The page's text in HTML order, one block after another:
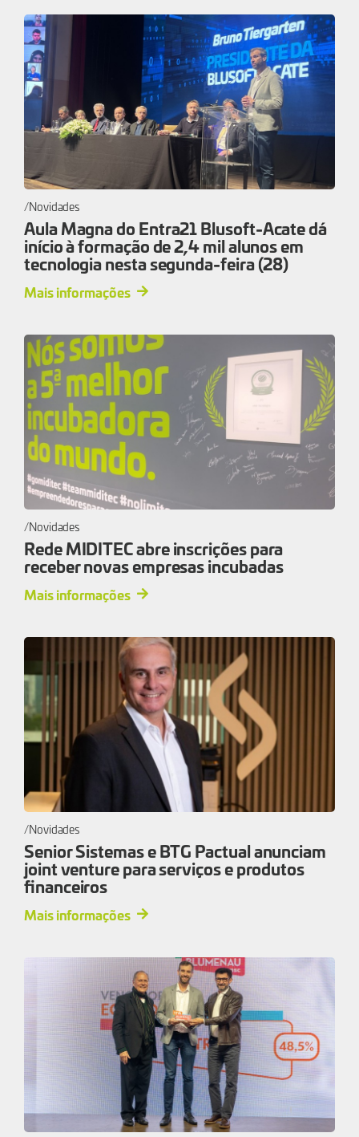
Novidades
Aula Magna do Entra21 Blusoft-Acate dá
início à formação de 2,4 mil alunos em
tecnologia nesta segunda-feira (28)
Mais informações
Novidades
Rede MIDITEC abre inscrições para
receber novas empresas incubadas
Mais informações
Novidades
Senior Sistemas e BTG Pactual anunciam
joint venture para serviços e produtos
financeiros
Mais informações